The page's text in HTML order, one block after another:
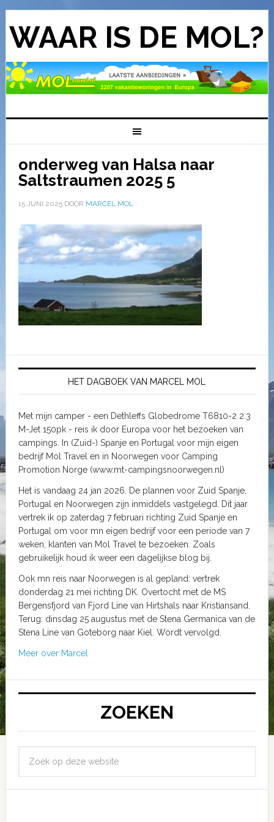
WAAR IS DE MOL?
onderweg van Halsa naar
Saltstraumen 2025 5
15 JUNI 2025DOOR MARCEL MOL
HET DAGBOEK VAN MARCEL MOL
Met mijn camper - een Dethleffs Globedrome T6810-2 2.3
M-Jet 150pk - reis ik door Europa voor het bezoeken van
campings. In (Zuid-) Spanje en Portugal voor mijn eigen
bedrijf Mol Travel en in Noorwegen voor Camping
Promotion Norge (www.mt-campingsnoorwegen.nl)
Het is vandaag 24 jan 2026. De plannen voor Zuid Spanje,
Portugal en Noorwegen zijn inmiddels vastgelegd. Dit jaar
vertrek ik op zaterdag 7 februari richting Zuid Spanje en
Portugal om voor mn eigen bedrijf voor een periode van 7
weken, klanten van Mol Travel te bezoeken. Zoals
gebruikelijk houd ik weer een dagelijkse blog bij.
Ook mn reis naar Noorwegen is al gepland: vertrek
donderdag 21 mei richting DK. Overtocht met de MS
Bergensfjord van Fjord Line van Hirtshals naar Kristiansand.
Terug: dinsdag 25 augustus met de Stena Germanica van de
Stena Line van Goteborg naar Kiel. Wordt vervolgd.
Meer over Marcel
ZOEKEN